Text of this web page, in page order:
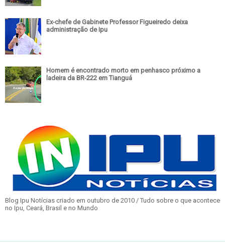
Ex-chefe de Gabinete Professor Figueiredo deixa
administração de Ipu
Homem é encontrado morto em penhasco próximo a
ladeira da BR-222 em Tianguá
Blog Ipu Notícias criado em outubro de 2010 / Tudo sobre o que acontece
no Ipu, Ceará, Brasil e no Mundo